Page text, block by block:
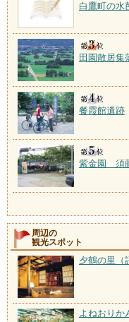
白鷹町の水
田園散居集
餐霞館遺跡
紫金園 須
周辺の
観光スポット
夕鶴の里（
よねおりか